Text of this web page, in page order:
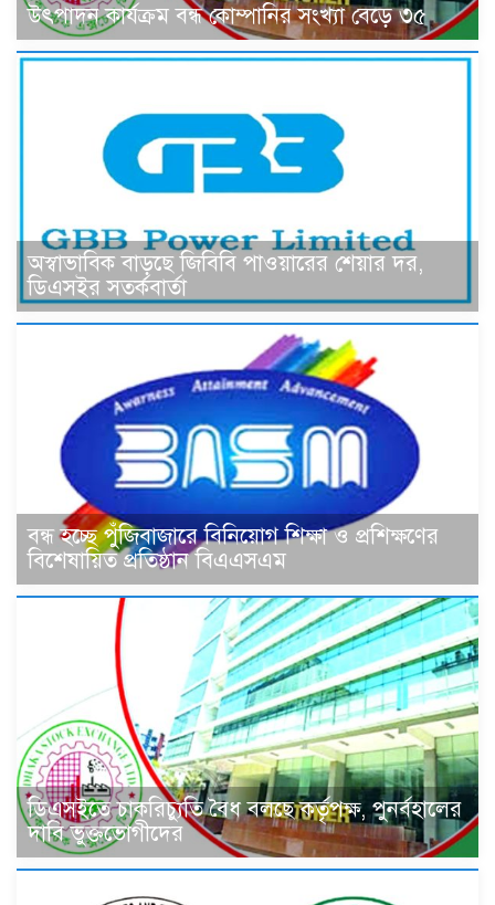
উৎপাদন কার্যক্রম বন্ধ কোম্পানির সংখ্যা বেড়ে ৩৫
অস্বাভাবিক বাড়ছে জিবিবি পাওয়ারের শেয়ার দর,
ডিএসইর সতর্কবার্তা
বন্ধ হচ্ছে পুঁজিবাজারে বিনিয়োগ শিক্ষা ও প্রশিক্ষণের
বিশেষায়িত প্রতিষ্ঠান বিএএসএম
ডিএসইতে চাকরিচ্যুতি বৈধ বলছে কর্তৃপক্ষ, পুনর্বহালের
দাবি ভুক্তভোগীদের